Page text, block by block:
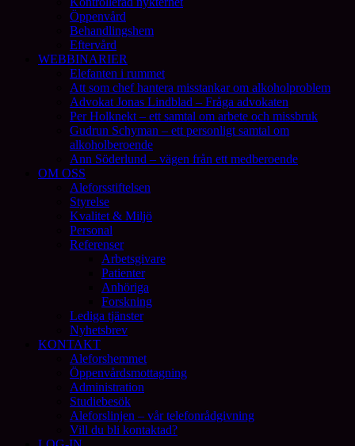
Öppenvård
Behandlingshem
Eftervård
WEBBINARIER
Elefanten i rummet
Att som chef hantera misstankar om alkoholproblem
Advokat Jonas Lindblad – Fråga advokaten
Per Holknekt – ett samtal om arbete och missbruk
Gudrun Schyman – ett personligt samtal om
alkoholberoende
Ann Söderlund – vägen från ett medberoende
OM OSS
Aleforsstiftelsen
Styrelse
Kvalitet & Miljö
Personal
Referenser
Arbetsgivare
Patienter
Anhöriga
Forskning
Lediga tjänster
Nyhetsbrev
KONTAKT
Aleforshemmet
Öppenvårdsmottagning
Administration
Studiebesök
Aleforslinjen – vår telefonrådgivning
Vill du bli kontaktad?